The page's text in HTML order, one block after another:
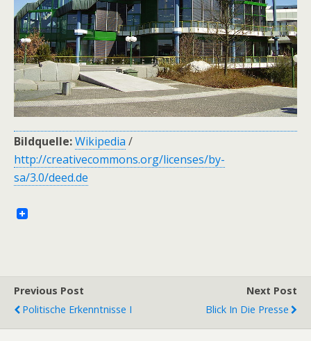
Bildquelle:Wikipedia /
http://creativecommons.org/licenses/by-
sa/3.0/deed.de
Previous Post
Politische Erkenntnisse I
Next Post
Blick In Die Presse